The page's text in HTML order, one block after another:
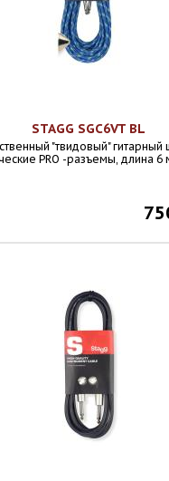
STAGG SGC6VT BL
"твидовый" гитарный
PRO -разъемы, длина 6